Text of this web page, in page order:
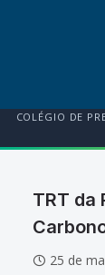
COLÉGIO DE
TRT da
25 de